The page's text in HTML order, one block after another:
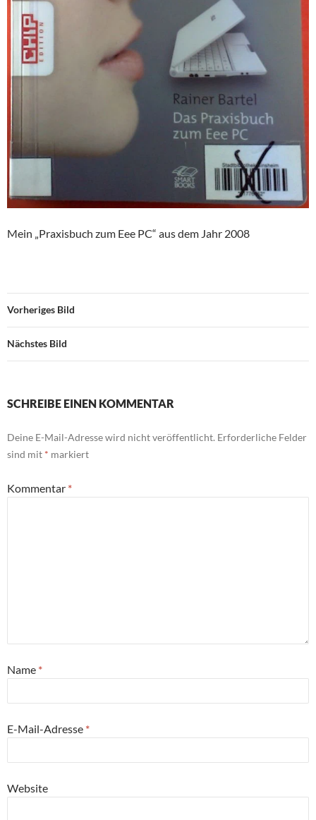
Mein „Praxisbuch zum Eee PC“ aus dem Jahr 2008
Vorheriges Bild
Nächstes Bild
SCHREIBE EINEN KOMMENTAR
Deine E-Mail-Adresse wird nicht veröffentlicht. Erforderliche Felder
sind mit * markiert
Kommentar *
Name *
E-Mail-Adresse *
Website